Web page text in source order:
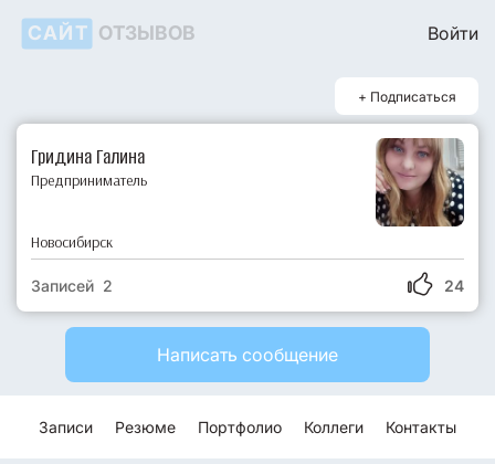
САЙТ ОТЗЫВОВ Войти
+ Подписаться
Гридина Галина
Предприниматель
Новосибирск
24
Записей 2
Написать сообщение
Записи Резюме Портфолио Коллеги Контакты